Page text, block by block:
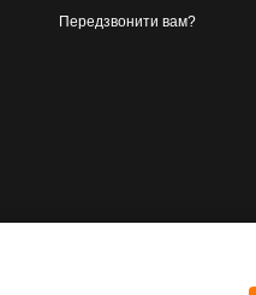
Передзвонити вам?